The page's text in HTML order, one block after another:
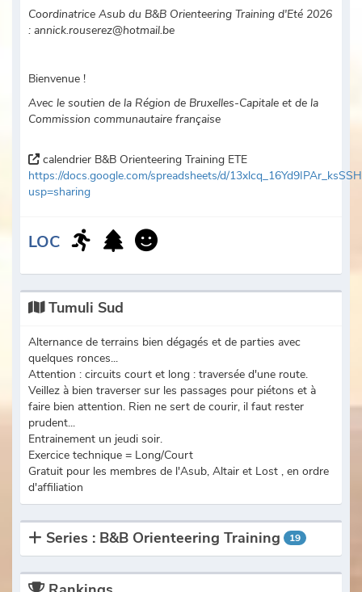
Coordinatrice Asub du B&B Orienteering Training d'Eté 2026
: annick.rouserez@hotmail.be
Bienvenue !
Avec le soutien de la Région de Bruxelles-Capitale et de la
Commission communautaire française
calendrier B&B Orienteering Training ETE
https://docs.google.com/spreadsheets/d/
usp=sharing
LOC
Tumuli Sud
Alternance de terrains bien dégagés et de parties avec
quelques ronces...
Attention : circuits court et long : traversée d'une route.
Veillez à bien traverser sur les passages pour piétons et à
faire bien attention. Rien ne sert de courir, il faut rester
prudent...
Entrainement un jeudi soir.
Exercice technique = Long/Court
Gratuit pour les membres de l'Asub, Altair et Lost , en ordre
d'affiliation
Series : B&B Orienteering Training 19